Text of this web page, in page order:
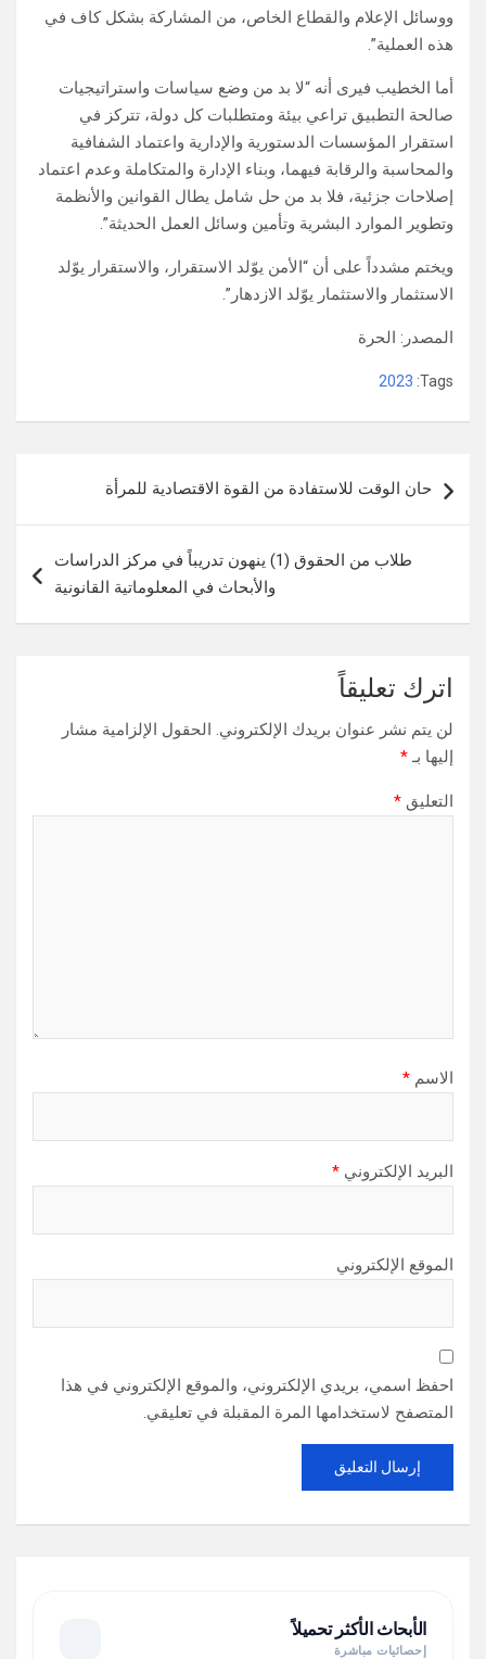
ووسائل الإعلام والقطاع الخاص، من المشاركة بشكل كاف في
هذه العملية”.
أما الخطيب فيرى أنه “لا بد من وضع سياسات واستراتيجيات
صالحة التطبيق تراعي بيئة ومتطلبات كل دولة، تتركز في
استقرار المؤسسات الدستورية والإدارية واعتماد الشفافية
والمحاسبة والرقابة فيهما، وبناء الإدارة والمتكاملة وعدم اعتماد
إصلاحات جزئية، فلا بد من حل شامل يطال القوانين والأنظمة
وتطوير الموارد البشرية وتأمين وسائل العمل الحديثة”.
ويختم مشدداً على أن “الأمن يوّلد الاستقرار، والاستقرار يوّلد
الاستثمار والاستثمار يوّلد الازدهار”.
المصدر: الحرة
Tags:
2023
المقالات
حان الوقت للاستفادة من القوة الاقتصادية للمرأة
طلاب من الحقوق (1) ينهون تدريباً في مركز الدراسات
والأبحاث في المعلوماتية القانونية
اترك تعليقاً
لن يتم نشر عنوان بريدك الإلكتروني. الحقول الإلزامية مشار
إليها بـ*
التعليق *
الاسم *
البريد الإلكتروني *
الموقع الإلكتروني
احفظ اسمي، بريدي الإلكتروني، والموقع الإلكتروني في هذا
المتصفح لاستخدامها المرة المقبلة في تعليقي.
الأبحاث الأكثر تحميلاً
إحصائيات مباشرة